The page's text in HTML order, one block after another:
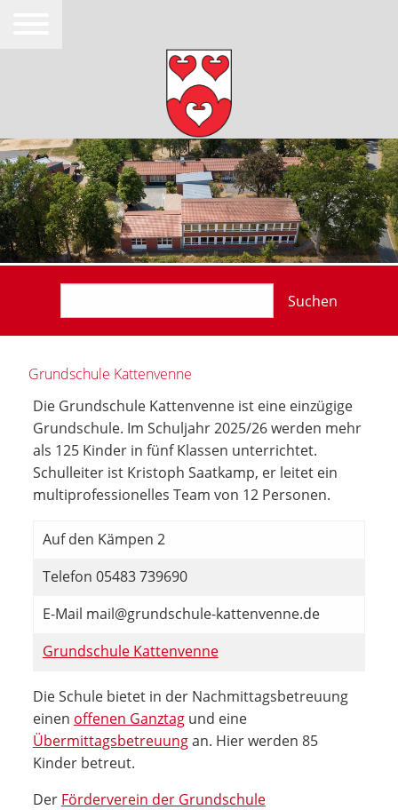
Suchen
Grundschule Kattenvenne
Die Grundschule Kattenvenne ist eine einzügige
Grundschule. Im Schuljahr 2025/26 werden mehr
als 125 Kinder in fünf Klassen unterrichtet.
Schulleiter ist Kristoph Saatkamp, er leitet ein
multiprofessionelles Team von 12 Personen.
Auf den Kämpen 2
Telefon 05483 739690
E-Mail mail@grundschule-kattenvenne.de
Grundschule Kattenvenne
Die Schule bietet in der Nachmittagsbetreuung
einen offenen Ganztagund eine
Übermittagsbetreuungan. Hier werden 85
Kinder betreut.
Der Förderverein der Grundschule